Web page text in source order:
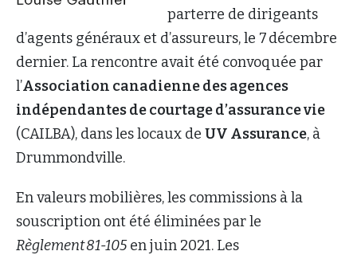
parterre de dirigeants
d’agents généraux et d’assureurs, le 7 décembre
dernier. La rencontre avait été convoquée par
l’Association canadienne des agences
indépendantes de courtage d’assurance vie
(CAILBA), dans les locaux de UV Assurance, à
Drummondville.
En valeurs mobilières, les commissions à la
souscription ont été éliminées par le
Règlement 81-105en juin 2021. Les